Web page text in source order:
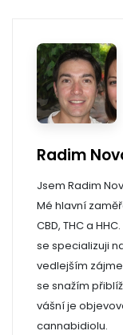
Radim
Jsem Radim
Mé hlavní
CBD, THC a
se specializuji
vedlejším
se snažím
vášní je
cannabidiolu.